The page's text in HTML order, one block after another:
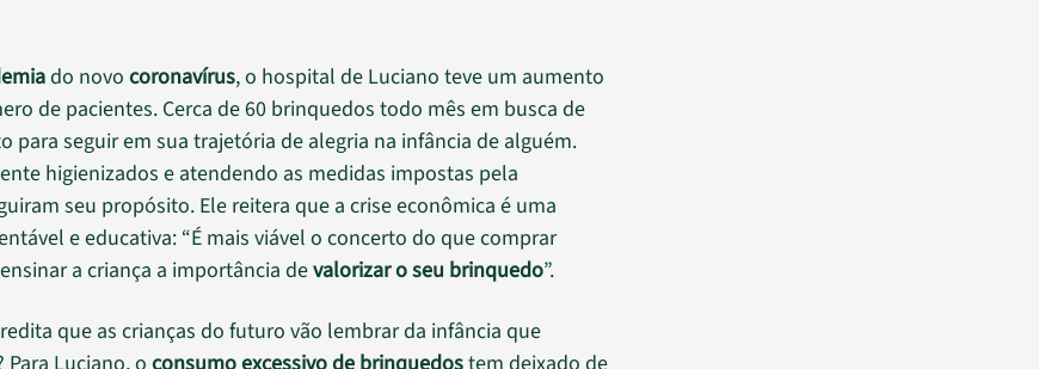
do novo coronavírus, o hospital de Luciano teve um aumento
de pacientes. Cerca de 60 brinquedos todo mês em busca de
para seguir em sua trajetória de alegria na infância de alguém.
higienizados e atendendo as medidas impostas pela
seu propósito. Ele reitera que a crise econômica é uma
e educativa: “É mais viável o concerto do que comprar
a criança a importância devalorizar o seu brinquedo”.
que as crianças do futuro vão lembrar da infância que